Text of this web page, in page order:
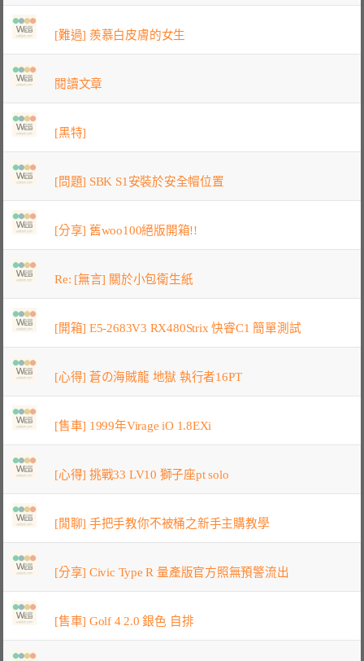
[難過] 羨慕白皮膚的女生
閱讀文章
[黑特]
[問題] SBK S1安裝於安全帽位置
[分享] 舊woo100絕版開箱!!
Re: [無言] 關於小包衛生紙
[開箱] E5-2683V3 RX480Strix 快睿C1 簡單測試
[心得] 蒼の海賊龍 地獄 執行者16PT
[售車] 1999年Virage iO 1.8EXi
[心得] 挑戰33 LV10 獅子座pt solo
[閒聊] 手把手教你不被桶之新手主購教學
[分享] Civic Type R 量產版官方照無預警流出
[售車] Golf 4 2.0 銀色 自排